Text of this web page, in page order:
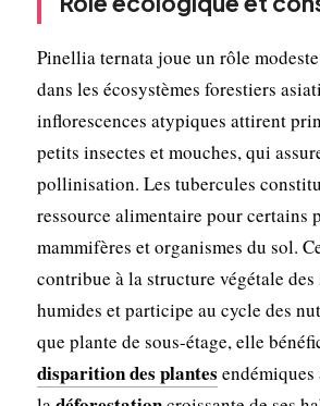
Pinellia ternata joue un rôle
dans les écosystèmes forestiers
inflorescences atypiques attirent
petits insectes et mouches, qui
pollinisation. Les tubercules
ressource alimentaire pour certains
mammifères et organismes du sol.
contribue à la structure végétale des
humides et participe au cycle des
que plante de sous-étage, elle
disparition des plantes